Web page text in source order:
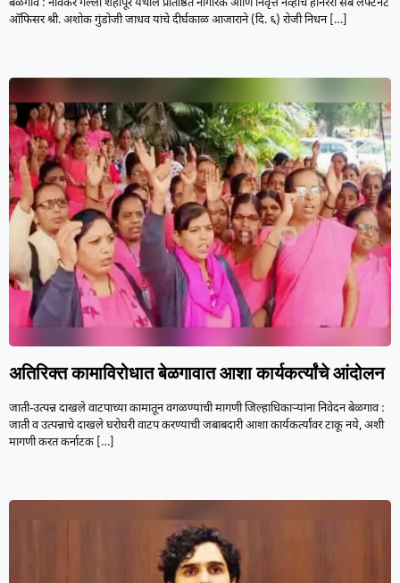
बेळगाव : नार्वेकर गल्ली शहापूर येथील प्रतिष्ठित नागरिक आणि निवृत्त नेव्हीचे हॉनररी सब लेफ्टनंट
ऑफिसर श्री. अशोक गुंडोजी जाधव यांचे दीर्घकाळ आजाराने (दि. ६) रोजी निधन[…]
अतिरिक्त कामाविरोधात बेळगावात आशा कार्यकर्त्यांचे आंदोलन
जाती-उत्पन्न दाखले वाटपाच्या कामातून वगळण्याची मागणी जिल्हाधिकाऱ्यांना निवेदन बेळगाव :
जाती व उत्पन्नाचे दाखले घरोघरी वाटप करण्याची जबाबदारी आशा कार्यकर्त्यांवर टाकू नये, अशी
मागणी करत कर्नाटक […]